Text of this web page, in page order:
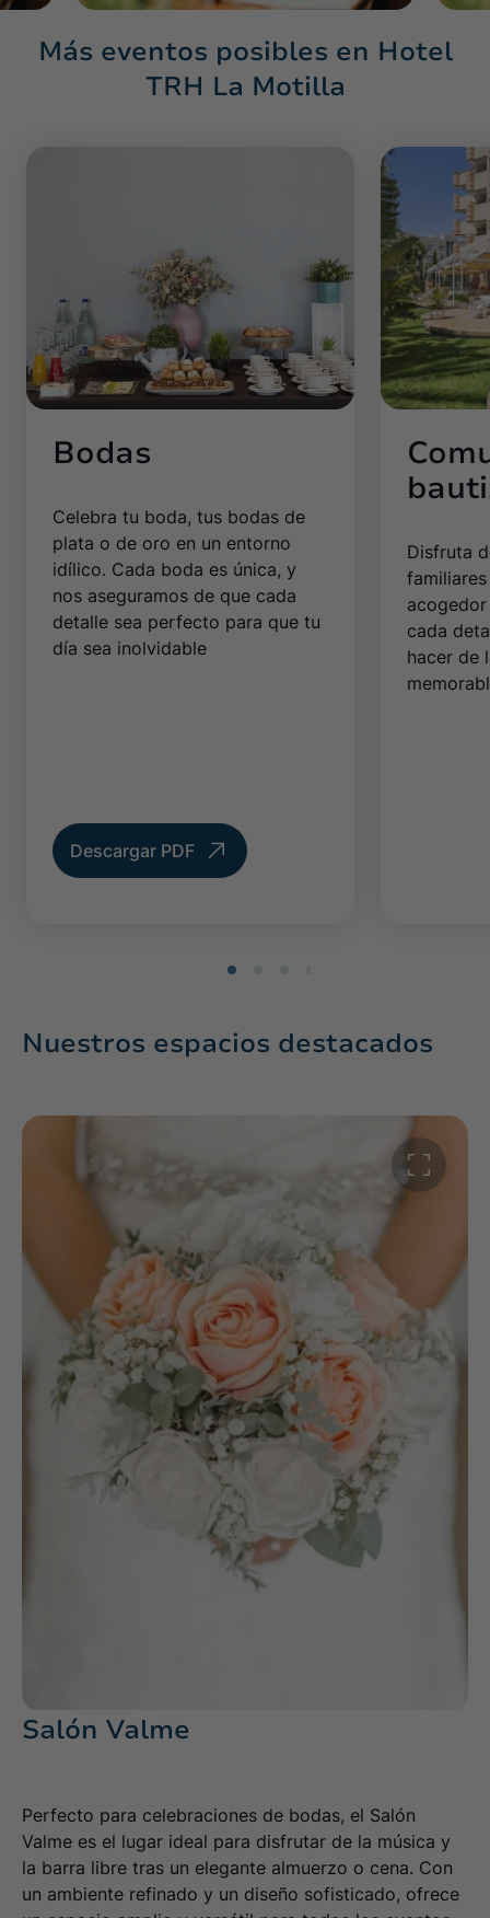
Más eventos posibles en Hotel
TRH La Motilla
Bodas
Celebra tu boda, tus bodas de
plata o de oro en un entorno
idílico. Cada boda es única, y
nos aseguramos de que cada
detalle sea perfecto para que tu
día sea inolvidable
Descargar PDF
Disfruta
cada
hacer de
Nuestros espacios destacados
Salón Valme
Perfecto para celebraciones de bodas, el Salón
Valme es el lugar ideal para disfrutar de la música y
la barra libre tras un elegante almuerzo o cena. Con
un ambiente refinado y un diseño sofisticado, ofrece